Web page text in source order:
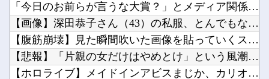
「今日のお前らが言うな大賞？」とメディア関係者の一般人への苦...
【画像】深田恭子さん（43）の私服、とんでもなく可愛いと話題...
【腹筋崩壊】見た瞬間吹いた画像を貼っていくスレｗｗｗｗ他
【悲報】「片親の女だけはやめとけ」という風潮、広まりつつある...
【ホロライブ】メイドインアビスまじか、カリオペすげえな他